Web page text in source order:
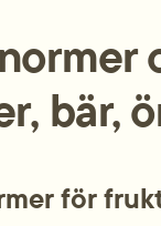
bär,
för